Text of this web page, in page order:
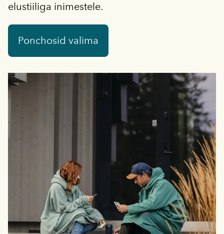
elustiiliga inimestele.
Ponchosid valima